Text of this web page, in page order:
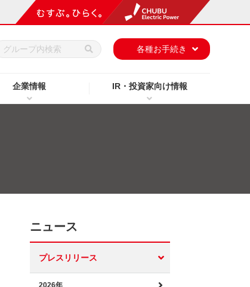
企業情報 IR・投資家向け情報
各種お手続き
ニュース
プレスリリース
2026年